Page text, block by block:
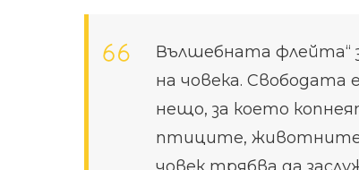
Вълшебната флейта“
на човека.
нещо, за което
птиците,